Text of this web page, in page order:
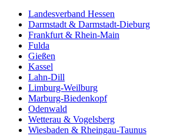
Landesverband Hessen
Darmstadt & Darmstadt-Dieburg
Frankfurt & Rhein-Main
Fulda
Gießen
Kassel
Lahn-Dill
Limburg-Weilburg
Marburg-Biedenkopf
Odenwald
Wetterau & Vogelsberg
Wiesbaden & Rheingau-Taunus